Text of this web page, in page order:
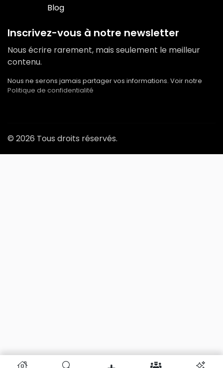
Blog
Inscrivez-vous à notre newsletter
Nous écrire rarement, mais seulement le meilleur
contenu.
Nous ne serons jamais partager vos informations. Voir notre
Politique de confidentialité
© 2026 Tous droits réservés.